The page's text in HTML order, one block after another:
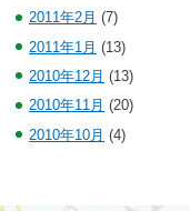
2011年2月 (7)
2011年1月 (13)
2010年12月 (13)
2010年11月 (20)
2010年10月 (4)